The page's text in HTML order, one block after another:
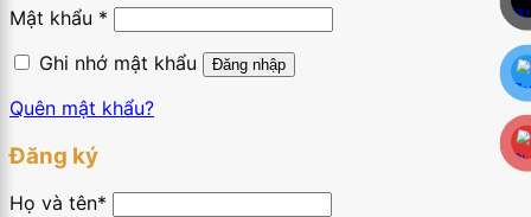
Mật khẩu *
Ghi nhớ mật khẩu
Đăng nhập
Quên mật khẩu?
Đăng ký
Họ và tên*